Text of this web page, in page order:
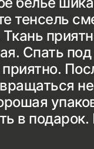
тенсель
Спать
не
в